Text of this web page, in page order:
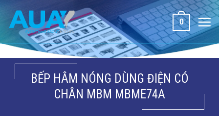
dung
0
BẾP HÂM NÓNG DÙNG ĐIỆN CÓ
CHÂN MBM MBME74A